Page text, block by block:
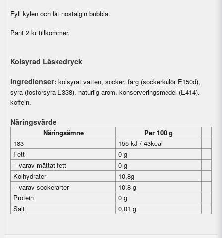
Fyll kylen och låt nostalgin bubbla.
Pant 2 kr tillkommer.
Kolsyrad Läskedryck
Ingredienser: kolsyrat vatten, socker, färg (sockerkulör E150d),
syra (fosforsyra E338), naturlig arom, konserveringsmedel (E414),
koffein.
Näringsvärde
Näringsämne
Per 100 g
183
155 kJ / 43kcal
Fett
0 g
– varav mättat fett
0 g
Kolhydrater
10,8g
– varav sockerarter
10,8 g
Protein
0 g
Salt
0,01 g